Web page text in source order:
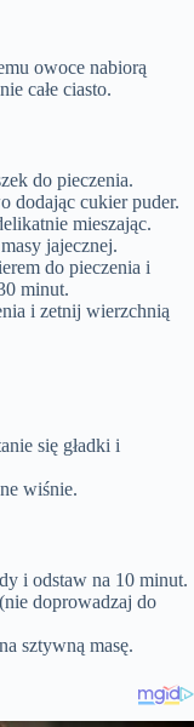
owoce nabiorą
całe ciasto.
do pieczenia.
dodając cukier puder.
mieszając.
jajecznej.
do pieczenia i
minut.
i zetnij wierzchnią
się gładki i
wiśnie.
i odstaw na 10 minut.
doprowadzaj do
sztywną masę.